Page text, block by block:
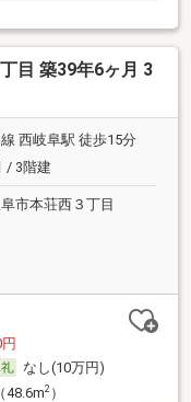
目 築39年6ヶ月 3
西岐阜駅 徒歩15分
/ 3階建
市本荘西３丁目
なし(10万円)
48.6m2）